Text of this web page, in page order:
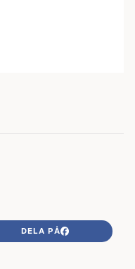
DELA PÅ